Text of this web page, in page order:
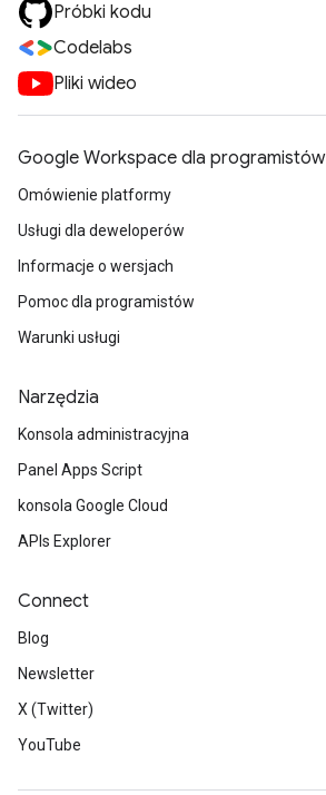
Próbki kodu
Codelabs
Pliki wideo
Google Workspace dla programistów
Omówienie platformy
Usługi dla deweloperów
Informacje o wersjach
Pomoc dla programistów
Warunki usługi
Narzędzia
Konsola administracyjna
Panel Apps Script
konsola Google Cloud
APIs Explorer
Connect
Blog
Newsletter
X (Twitter)
YouTube